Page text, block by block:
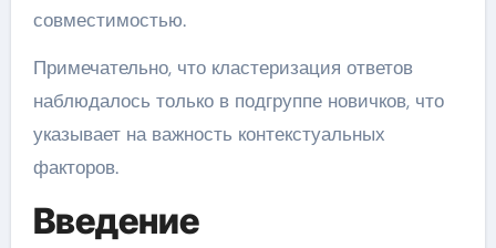
совместимостью.
Примечательно, что кластеризация ответов
наблюдалось только в подгруппе новичков, что
указывает на важность контекстуальных
факторов.
Введение